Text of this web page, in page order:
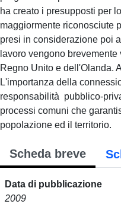
ha creato i presupposti per
maggiormente riconosciute
presi in considerazione poi
lavoro vengono
Regno Unito e dell'Olanda.
L'importanza della
responsabilità pubblico-
processi comuni che
popolazione ed il territorio.
Scheda breve
Data di pubblicazione
2009